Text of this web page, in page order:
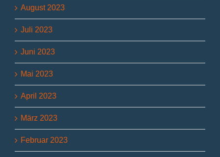
August 2023
Juli 2023
Juni 2023
Mai 2023
April 2023
März 2023
Februar 2023